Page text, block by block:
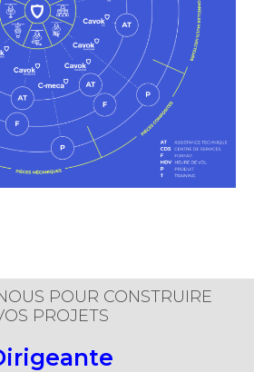
POUR CONSTRUIRE
PROJETS